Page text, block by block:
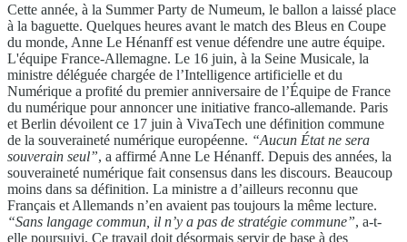
Cette année, à la Summer Party de Numeum, le ballon a laissé place
à la baguette. Quelques heures avant le match des Bleus en Coupe
du monde, Anne Le Hénanff est venue défendre une autre équipe.
L'équipe France-Allemagne. Le 16 juin, à la Seine Musicale, la
ministre déléguée chargée de l’Intelligence artificielle et du
Numérique a profité du premier anniversaire de l’Équipe de France
du numérique pour annoncer une initiative franco-allemande. Paris
et Berlin dévoilent ce 17 juin à VivaTech une définition commune
de la souveraineté numérique européenne. “Aucun État ne sera
souverain seul”, a affirmé Anne Le Hénanff. Depuis des années, la
souveraineté numérique fait consensus dans les discours. Beaucoup
moins dans sa définition. La ministre a d’ailleurs reconnu que
Français et Allemands n’en avaient pas toujours la même lecture.
“Sans langage commun, il n’y a pas de stratégie commune”, a-t-
elle poursuivi. Ce travail doit désormais servir de base à des